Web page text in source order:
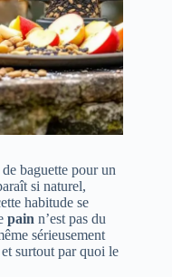
baguette pour un
si naturel,
habitude se
pain n’est pas du
sérieusement
surtout par quoi le